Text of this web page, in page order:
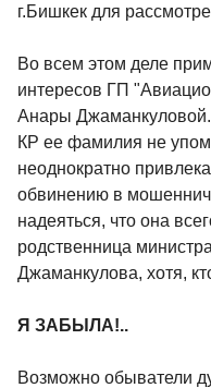
г.Бишкек для
Во всем этом деле
интересов ГП
Анары
КР ее фамилия не
неоднократно
обвинению в
надеяться, что она
родственница
Джаманкулова, хотя,
Я ЗАБЫЛА!..
Возможно обыватели